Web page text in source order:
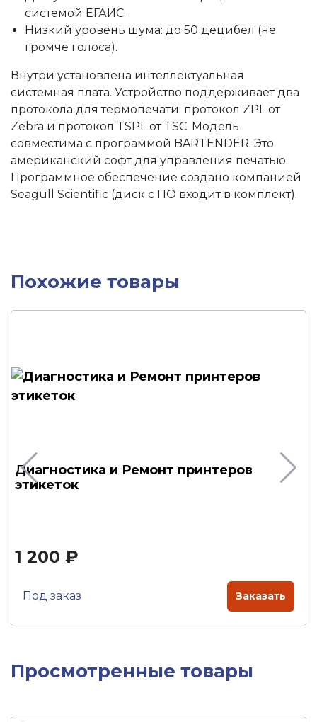
системой ЕГАИС.
Низкий уровень шума: до 50 децибел (не
громче голоса).
Внутри установлена интеллектуальная
системная плата. Устройство поддерживает два
протокола для термопечати: протокол ZPL от
Zebra и протокол TSPL от TSC. Модель
совместима с программой BARTENDER. Это
американский софт для управления печатью.
Программное обеспечение создано компанией
Seagull Scientific (диск с ПО входит в комплект).
Похожие товары
Диагностика и Ремонт принтеров
этикеток
1 200 ₽
Под заказ Заказать
Просмотренные товары